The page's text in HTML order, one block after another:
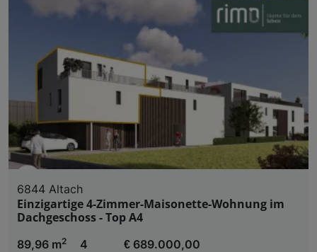
6844 Altach
Einzigartige 4-Zimmer-Maisonette-Wohnung im
Dachgeschoss - Top A4
89,96 m2
4 € 689.000,00